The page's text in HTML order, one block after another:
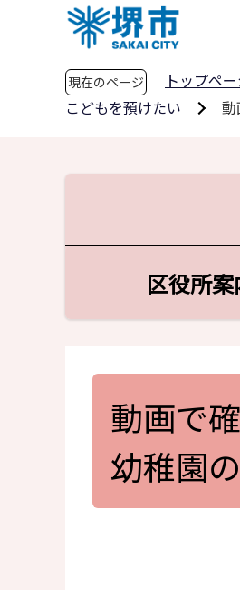
ペ
現在のページ トップペ
こどもを預けたい
区役所案
動画で
幼稚園